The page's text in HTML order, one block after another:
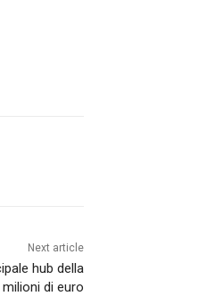
Next article
hub della
di euro